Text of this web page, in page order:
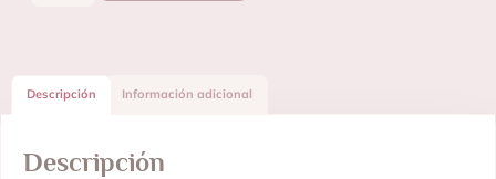
Descripción Información adicional
Descripción